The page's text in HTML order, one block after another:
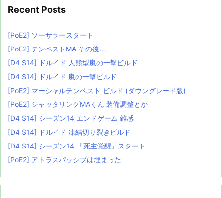
Recent Posts
[PoE2] ソーサラースタート
[PoE2] テンペストMA その後…
[D4 S14] ドルイド 人熊型嵐の一撃ビルド
[D4 S14] ドルイド 嵐の一撃ビルド
[PoE2] マーシャルテンペスト ビルド (ダウングレード版)
[PoE2] シャッタリングMAくん 装備調整とか
[D4 S14] シーズン14 エンドゲーム 雑感
[D4 S14] ドルイド 凍結切り裂きビルド
[D4 S14] シーズン14 「死主覚醒」スタート
[PoE2] アトラスパッシブは埋まった